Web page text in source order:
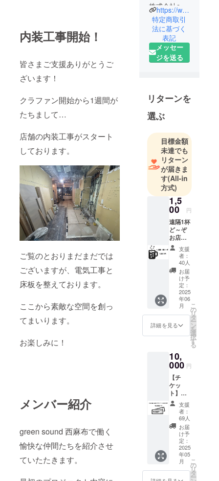
内装工事開始！
皆さまご支援ありがとうご
ざいます！
クラファン開始から1週間が
たちまして…
店舗の内装工事がスタート
しております。
ご覧のとおりまだまだでは
ございますが、電気工事と
床板を整えております。
ここから素敵な空間を創っ
てまいります。
お楽しみに！
メンバー紹介
green sound 西麻布で働く
愉快な仲間たちを紹介させ
ていたたきます。
株式会社one
sound 代表
取締役
牧野 紘二と
申します。
よろしくお
https://www.onesound.co.jp/
特定商取引
法に基づく
表記
メッセー
ジを送る
リターンを
選ぶ
目標金額
未達でも
リターン
が届きま
す(All-in
方式)
1,5
00 円
遠隔1杯
ど～ぞ
お店に
は行け
ないか
もしれ
ないけ
ど、応
援して
くださ
る方向
け。
【お礼
のメッ
セー
ジ】 感
持ちを
込め
て、お
礼の
メッ
セージ
をお送
りしま
す。 ・
ご支援
時には
メール
アドレ
スのみ
お伺い
させて
支援
者：
40人
お届
け予
定：
2025
年06
月
詳細を見る
こ
の
リ
タ
ー
ン
を
選
択
す
る
10,
000 円
【チ
ケッ
ト】
「お店
一回見
に行く
よ！」
という
方向け
grenn
sound
チケッ
ト
11,000
支援
者：
69人
お届
け予
定：
2025
年05
月
こ
の
リ
タ
ー